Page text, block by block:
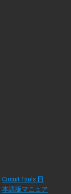
Circuit Tools 日
本語版マニュア